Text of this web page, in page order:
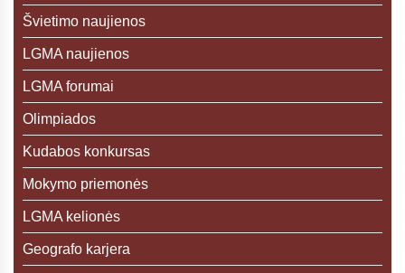
Švietimo naujienos
LGMA naujienos
LGMA forumai
Olimpiados
Kudabos konkursas
Mokymo priemonės
LGMA kelionės
Geografo karjera